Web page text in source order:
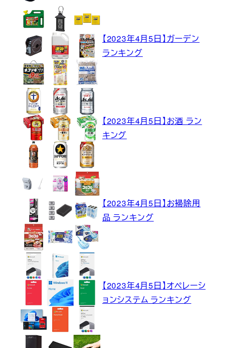
【2023年4月5日】ガーデン
ランキング
【2023年4月5日】お酒 ラン
キング
【2023年4月5日】お掃除用
品 ランキング
【2023年4月5日】オペレーシ
ョンシステム ランキング